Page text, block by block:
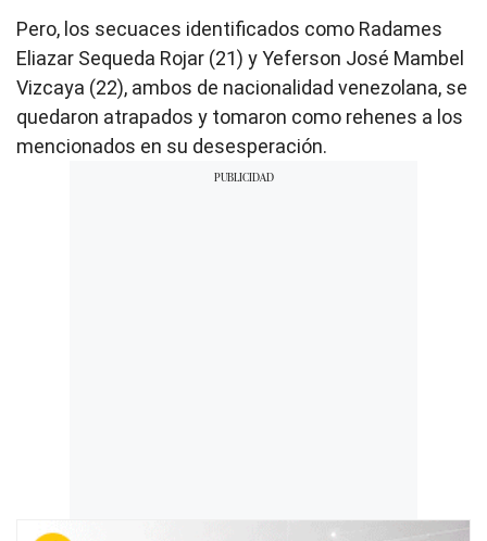
Pero, los secuaces identificados como Radames
Eliazar Sequeda Rojar (21) y Yeferson José Mambel
Vizcaya (22), ambos de nacionalidad venezolana, se
quedaron atrapados y tomaron como rehenes a los
mencionados en su desesperación.